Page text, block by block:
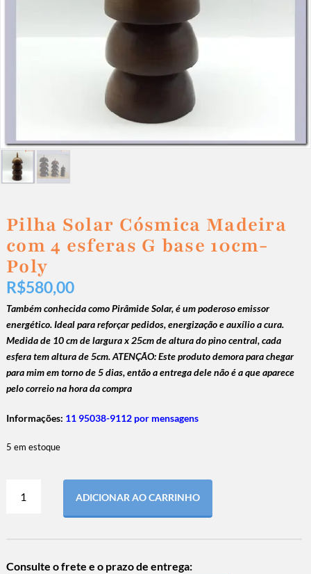
Pilha Solar Cósmica Madeira
com 4 esferas G base 10cm-
Poly
R$580,00
Também conhecida como Pirâmide Solar, é um poderoso emissor
energético. Ideal para reforçar pedidos, energização e auxílio a cura.
Medida de 10 cm de largura x 25cm de altura do pino central, cada
esfera tem altura de 5cm. ATENÇÃO:Este produto demora para chegar
para mim em torno de 5 dias, então a entrega dele não é a que aparece
pelo correio na hora da compra
Informações: 11 95038-9112 por mensagens
5 em estoque
ADICIONAR AO CARRINHO
Consulte o frete e o prazo de entrega: